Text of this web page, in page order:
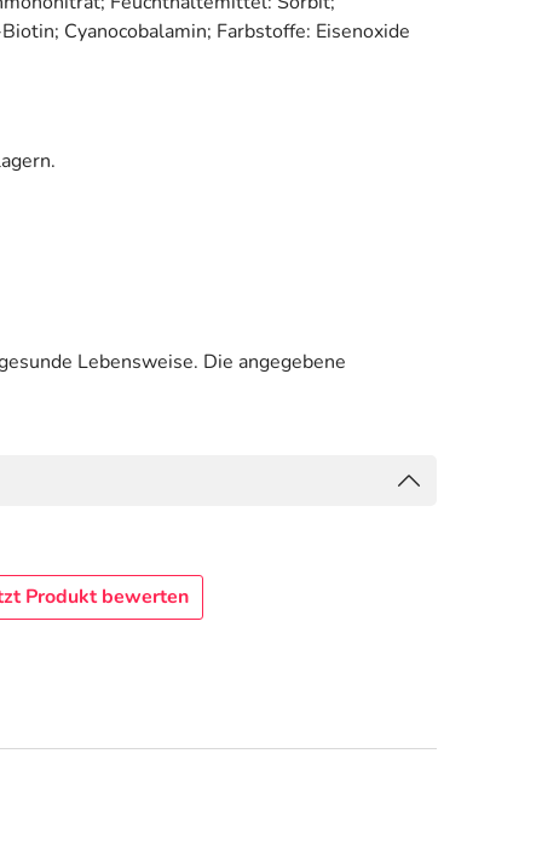
Cyanocobalamin; Farbstoffe: Eisenoxide
Lebensweise. Die angegebene
Produkt bewerten